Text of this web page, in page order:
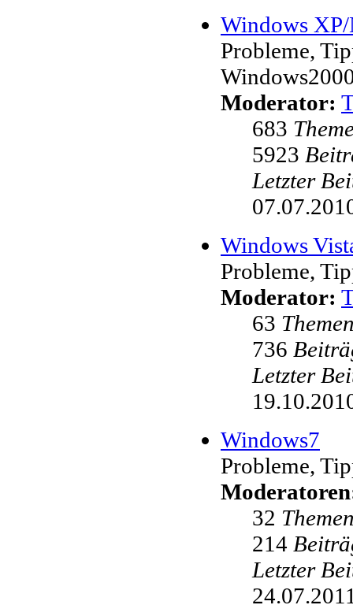
Windows
Probleme,
Moderator:
683
5923
Letzter
Windows
Probleme,
Moderator:
63
736
Letzter
Windows7
Probleme,
32
214
Letzter